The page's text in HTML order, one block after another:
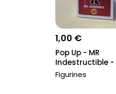
1,00 €
Pop Up - MR
Indestructible -
Disney Pixar
Figurines